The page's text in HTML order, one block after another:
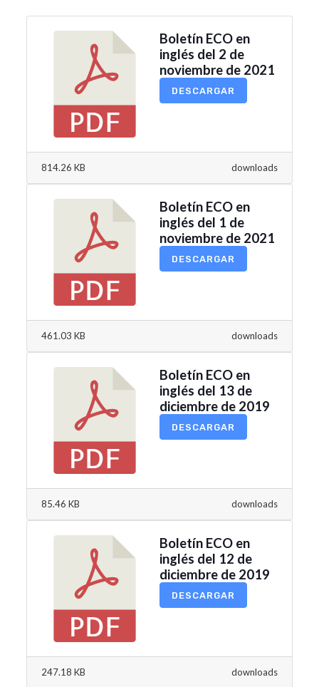
Boletín ECO en
inglés del 2 de
noviembre de 2021
DESCARGAR
downloads
814.26 KB
Boletín ECO en
inglés del 1 de
noviembre de 2021
DESCARGAR
downloads
461.03 KB
Boletín ECO en
inglés del 13 de
diciembre de 2019
DESCARGAR
downloads
85.46 KB
Boletín ECO en
inglés del 12 de
diciembre de 2019
DESCARGAR
downloads
247.18 KB